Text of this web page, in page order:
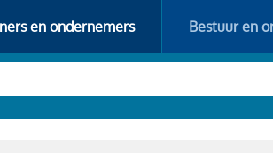
en ondernemers Bestuur en